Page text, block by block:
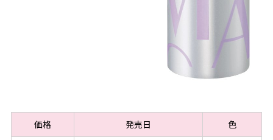
価格 発売日
色